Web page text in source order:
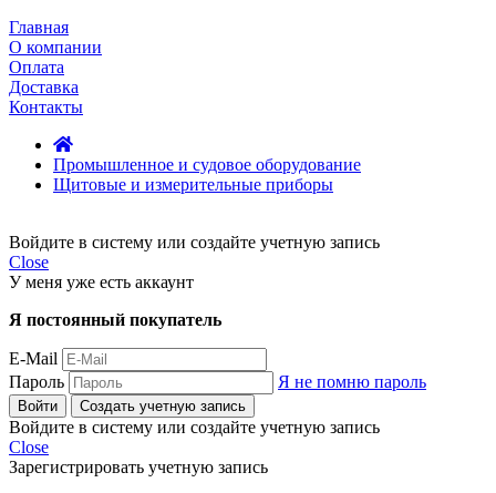
Главная
О компании
Оплата
Доставка
Контакты
Промышленное и судовое оборудование
Щитовые и измерительные приборы
Войдите в систему или создайте учетную запись
Close
У меня уже есть аккаунт
Я постоянный покупатель
E-Mail
Пароль
Я не помню пароль
Войти Создать учетную запись
Войдите в систему или создайте учетную запись
Close
Зарегистрировать учетную запись